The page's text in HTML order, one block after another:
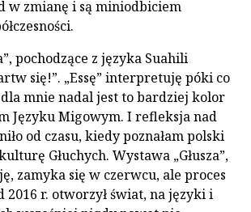
w zmianę i są miniodbiciem
pochodzące z języka Suahili
się!”. „Essę” interpretuję póki co
mnie nadal jest to bardziej kolor
Języku Migowym. I refleksja nad
od czasu, kiedy poznałam polski
Głuchych. Wystawa „Głusza”,
zamyka się w czerwcu, ale proces
2016 r. otworzył świat, na języki i